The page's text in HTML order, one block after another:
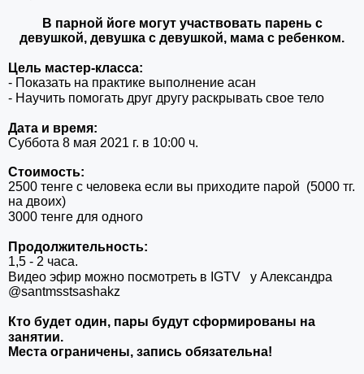
В парной йоге могут участвовать парень с
девушкой, девушка с девушкой, мама с ребенком.
Цель мастер-класса:
- Показать на практике выполнение асан
- Научить помогать друг другу раскрывать свое тело⠀
Дата и время:
Суббота 8 мая 2021 г. в 10:00 ч.
Стоимость:
2500 тенге с человека если вы приходите парой (5000 тг.
на двоих)
3000 тенге для одного⠀
Продолжительность:
1,5 - 2 часа.
Видео эфир можно посмотреть в IGTV⠀у Александра
@santmsstsashakz
Кто будет один, пары будут сформированы на
занятии.
Места ограничены, запись обязательна!